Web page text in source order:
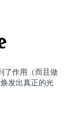
了作用（而且做
发出真正的光